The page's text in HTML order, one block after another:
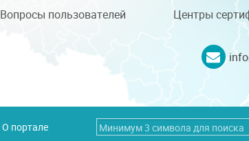
Вопросы пользователей Центры
О портале